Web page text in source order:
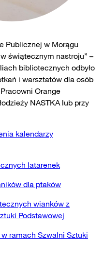
Publicznej w Morągu
świątecznym nastroju” –
bibliotecznych odbyło
i warsztatów dla osób
Orange
NASTKA lub przy
kalendarzy
latarenek
dla ptaków
wianków z
Podstawowej
ramach Szwalni Sztuki